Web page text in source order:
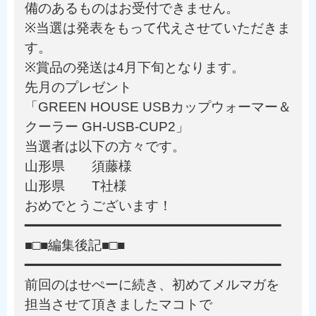
備のあるものはお受付できません。
※当選は発表をもって代えさせていただきま
す。
※賞品の発送は4月下旬となります。
先月のプレゼント
「GREEN HOUSE USBカップウォーマー＆
クーラー GH-USB-CUP2」
当選者は以下の方々です。
山形県 須藤様
山形県 T社様
おめでとうございます！
━━━━━━━━━━━━━━━━━━━━━━━━━━━━━━━━━
■□■編集後記■□■
━━━━━━━━━━━━━━━━━━━━━━━━━━━━━━━━━
前回のはせぺーに続き、初めてメルマガを
担当させて頂きましたマコトで